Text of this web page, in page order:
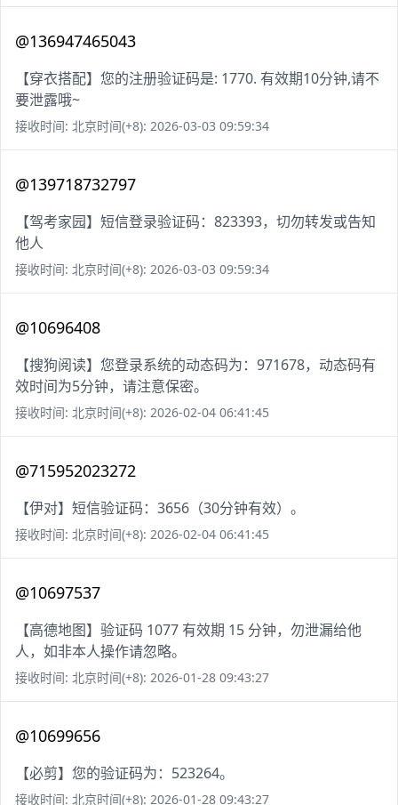
@136947465043
【穿衣搭配】您的注册验证码是: 1770. 有效期10分钟,请不
要泄露哦~
接收时间: 北京时间(+8): 2026-03-03 09:59:34
@139718732797
【驾考家园】短信登录验证码：823393，切勿转发或告知
他人
接收时间: 北京时间(+8): 2026-03-03 09:59:34
@10696408
【搜狗阅读】您登录系统的动态码为：971678，动态码有
效时间为5分钟，请注意保密。
接收时间: 北京时间(+8): 2026-02-04 06:41:45
@715952023272
【伊对】短信验证码：3656（30分钟有效）。
接收时间: 北京时间(+8): 2026-02-04 06:41:45
@10697537
【高德地图】验证码 1077 有效期 15 分钟，勿泄漏给他
人，如非本人操作请忽略。
接收时间: 北京时间(+8): 2026-01-28 09:43:27
@10699656
【必剪】您的验证码为：523264。
接收时间: 北京时间(+8): 2026-01-28 09:43:27